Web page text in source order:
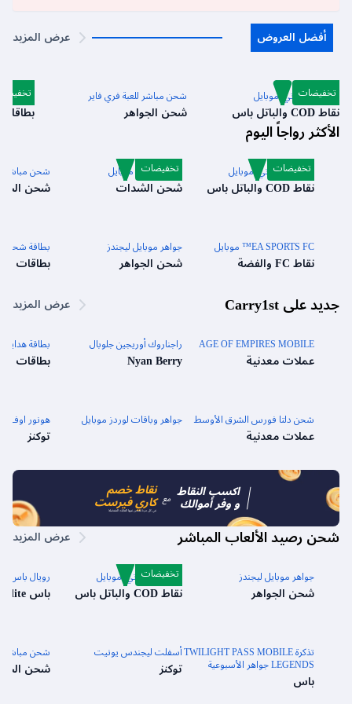
أفضل العروض عرض المزيد
كول أوف دوتي: موبايل
نقاط COD والباتل باس
تخفيضات شحن مباشر للعبة فري فاير
شحن الجواهر
بطاقة
الأكثر رواجاً اليوم
كول أوف دوتي: موبايل
نقاط COD والباتل باس
تخفيضات شدات ببجي موبايل
شحن الشدات
تخفيضات شحن مباشر
شحن
EA SPORTS FC™ موبايل
نقاط FC والفضة
جواهر موبايل ليجندز
شحن الجواهر
بطاقة شحن
بطاقات
جديد على Carry1st عرض المزيد
AGE OF EMPIRES MOBILE
عملات معدنية
راجناروك أوريجين جلوبال
Nyan Berry
بطاقة هدايا
بطاقات
شحن دلتا فورس الشرق الأوسط
عملات معدنية
جواهر وباقات لوردز موبايل هونور اوف
توكنز
اكسب النقاط
و وفر أموالك
مع
نقاط خصم
كاري فيرست
في كل مرة تشحن فيها العابك المفضلة
شحن رصيد الألعاب المباشر عرض المزيد
جواهر موبايل ليجندز
شحن الجواهر
كول أوف دوتي: موبايل
نقاط COD والباتل باس
تخفيضات رويال باس
باس Elite
تذكرة TWILIGHT PASS MOBILE
LEGENDS جواهر الأسبوعية
باس
أسفلت ليجندس يونيت
توكنز
شحن مباشر
شحن